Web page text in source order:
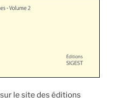
le site des éditions